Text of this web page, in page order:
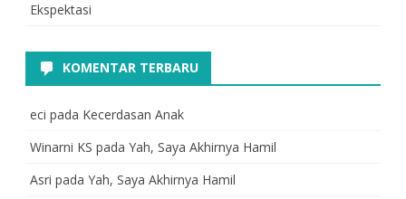
Ekspektasi
KOMENTAR TERBARU
eci pada Kecerdasan Anak
Winarni KS pada Yah, Saya Akhirnya Hamil
Asri pada Yah, Saya Akhirnya Hamil